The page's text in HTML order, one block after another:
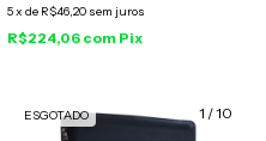
5x de R$46,20 sem juros
R$224,06 com Pix
1 /10
ESGOTADO